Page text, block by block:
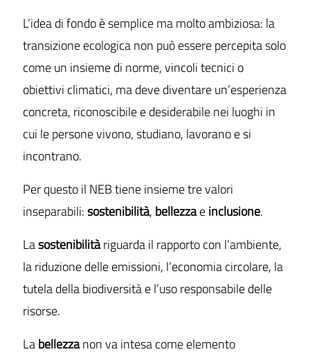
L’idea di fondo è semplice ma molto ambiziosa: la
transizione ecologica non può essere percepita solo
come un insieme di norme, vincoli tecnici o
obiettivi climatici, ma deve diventare un’esperienza
concreta, riconoscibile e desiderabile nei luoghi in
cui le persone vivono, studiano, lavorano e si
incontrano.
Per questo il NEB tiene insieme tre valori
inseparabili:sostenibilità, bellezzaeinclusione.
Lasostenibilitàriguarda il rapporto con l’ambiente,
la riduzione delle emissioni, l’economia circolare, la
tutela della biodiversità e l’uso responsabile delle
risorse.
Labellezzanon va intesa come elemento